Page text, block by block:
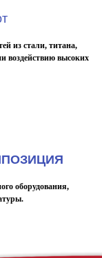
из стали, титана,
воздействию высоких
оборудования,